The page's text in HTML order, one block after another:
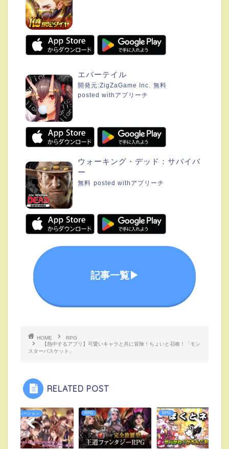
エバーテイル
開発元:ZigZaGame Inc. 無料
posted with アプリーチ
ウォーキング・デッド：サバイバ
ー
無料 posted with アプリーチ
記事一覧▶︎
HOME
RPG
【熱中するアプリ】可愛いキャラと共に冒険！ちょいと召喚！「モン
スターバスケット」
RELATED POST
シミュレーション RPG RPG